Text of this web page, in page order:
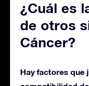
¿Cuál es
de otros
Cáncer?
Hay factores que